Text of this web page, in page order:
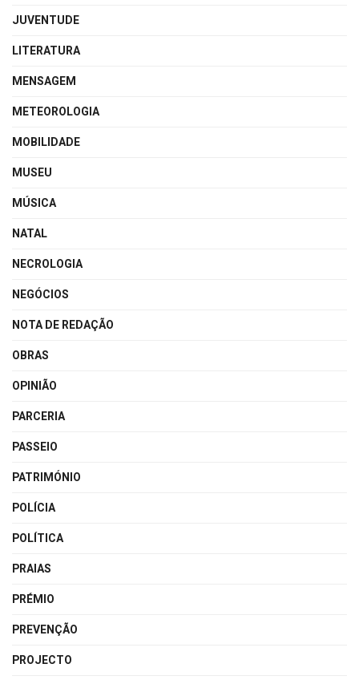
JUVENTUDE
LITERATURA
MENSAGEM
METEOROLOGIA
MOBILIDADE
MUSEU
MÚSICA
NATAL
NECROLOGIA
NEGÓCIOS
NOTA DE REDAÇÃO
OBRAS
OPINIÃO
PARCERIA
PASSEIO
PATRIMÓNIO
POLÍCIA
POLÍTICA
PRAIAS
PRÉMIO
PREVENÇÃO
PROJECTO